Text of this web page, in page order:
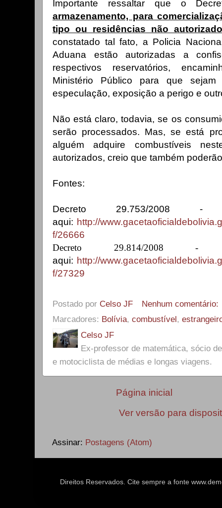
Importante ressaltar que o
armazenamento, para
tipo ou residências não
constatado tal fato, a Policia
Aduana estão autorizadas a
respectivos reservatórios,
Ministério Público para que
especulação, exposição a perigo e
Não está claro, todavia, se os
serão processados. Mas, se está
alguém adquire combustíveis
autorizados, creio que também
Fontes:
Decreto 29.753/
aqui: http://
f/26666
Decreto 29.814/
aqui: http://
f/27329
Postado por Celso JF
Nenhum comentário:
Marcadores: Bolívia, combustível,
Celso JF
Ex-professor de matemática, sócio
e motociclista de médias e longas viagens.
Página inicial
Ver versão para
Assinar: Postagens (Atom)
Direitos Reservados. Cite sempre a fonte